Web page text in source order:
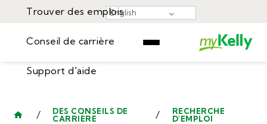
English
Trouver des emplois
Conseil de carrière
Support d'aide
Trouver des emplois
▾
/
DES CONSEILS DE
CARRIÈRE
/
RECHERCHE
D'EMPLOI